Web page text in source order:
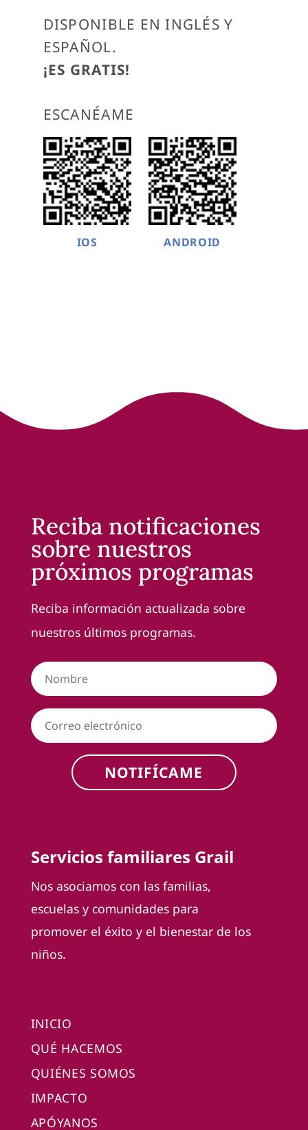
DISPONIBLE EN INGLÉS Y
ESPAÑOL.
¡ES GRATIS!
ESCANÉAME
Reciba notificaciones
sobre nuestros
próximos programas
Reciba información actualizada sobre
nuestros últimos programas.
NOTIFÍCAME
Servicios familiares Grail
Nos asociamos con las familias,
escuelas y comunidades para
promover el éxito y el bienestar de los
niños.
INICIO
QUÉ HACEMOS
QUIÉNES SOMOS
IMPACTO
APÓYANOS